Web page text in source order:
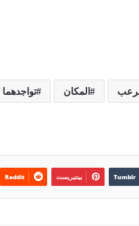
المكان تواجدهما
بينتيريست